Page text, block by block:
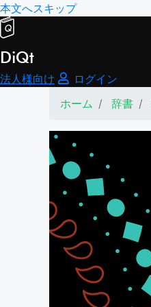
本文へスキップ
DiQt
法人様向け
ログイン
ホーム
辞書